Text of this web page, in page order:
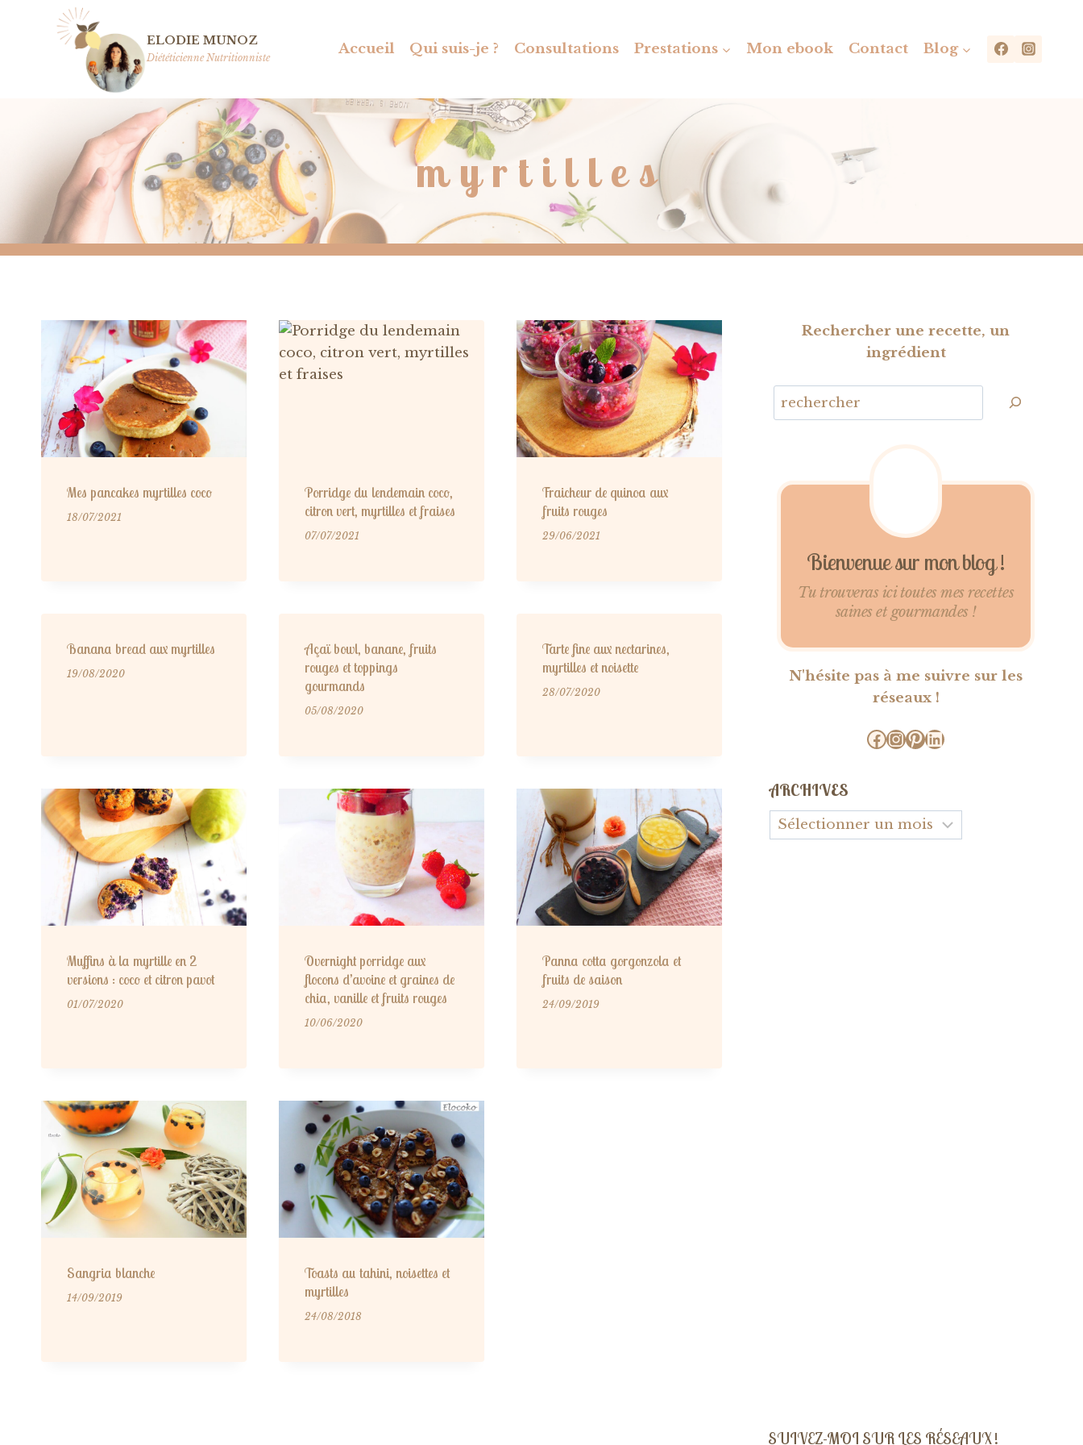
ELODIE MUNOZ
Diététicienne Nutritionniste Accueil Qui suis-je ? Consultations Prestations Mon ebook Contact Blog
myrtilles
Mes pancakes myrtilles coco
18/07/2021
Porridge du lendemain coco,
citron vert, myrtilles et fraises
07/07/2021
Fraicheur de quinoa aux
fruits rouges
29/06/2021
Banana bread aux myrtilles
19/08/2020
Açaï bowl, banane, fruits
rouges et toppings
gourmands
05/08/2020
Tarte fine aux nectarines,
myrtilles et noisette
28/07/2020
Muffins à la myrtille en 2
versions : coco et citron pavot
01/07/2020
Overnight porridge aux
flocons d’avoine et graines de
chia, vanille et fruits rouges
10/06/2020
Panna cotta gorgonzola et
fruits de saison
24/09/2019
Sangria blanche
14/09/2019
Toasts au tahini, noisettes et
myrtilles
24/08/2018
Rechercher une recette, un
ingrédient
Bienvenue sur mon blog !
Tu trouveras ici toutes mes recettes
saines et gourmandes !
N'hésite pas à me suivre sur les
réseaux !
Facebook
Instagram
Pinterest
LinkedIn
ARCHIVES
Archives
SUIVEZ-MOI SUR LES RÉSEAUX !